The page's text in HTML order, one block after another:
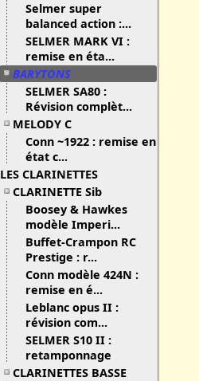
Selmer super
balanced action :...
SELMER MARK VI :
remise en éta...
BARYTONS
SELMER SA80 :
Révision complèt...
MELODY C
Conn ~1922 : remise en
état c...
LES CLARINETTES
CLARINETTE Sib
Boosey & Hawkes
modèle Imperi...
Buffet-Crampon RC
Prestige : r...
Conn modèle 424N :
remise en é...
Leblanc opus II :
révision com...
SELMER S10 II :
retamponnage
CLARINETTES BASSE